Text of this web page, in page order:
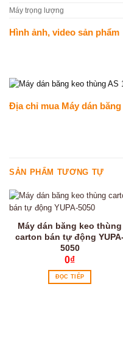
Máy trọng lượng
Hình ảnh, video sản phẩm
Địa chỉ mua Máy dán
SẢN PHẨM TƯƠNG TỰ
Máy dán băng keo thùng
carton bán tự động
5050
0₫
ĐỌC TIẾP